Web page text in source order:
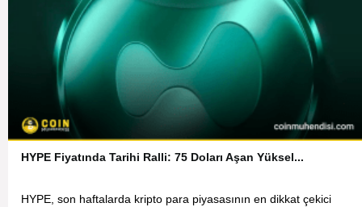
HYPE Fiyatında Tarihi Ralli: 75 Doları Aşan Yüksel...
HYPE, son haftalarda kripto para piyasasının en dikkat çekici